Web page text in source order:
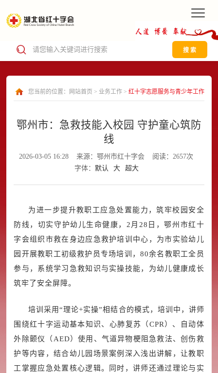
搜 索
您当前的位置： 网站首页 > 业务工作> 红十字志愿服务与青少年工作
鄂州市：急救技能入校园 守护童心筑防
线
2026-03-05 16:28 来源：鄂州市红十字会
阅读：2657次
字体： 默认 大 超大
为进一步提升教职工应急处置能力，筑牢校园安全
防线，切实守护幼儿生命健康，2月28日，鄂州市红十
字会组织市救在身边应急救护培训中心，为市实验幼儿
园开展教职工初级救护员专场培训，80余名教职工全员
参与，系统学习急救知识与实操技能，为幼儿健康成长
筑牢了安全屏障。
培训采用“理论+实操”相结合的模式，培训中，讲师
围绕红十字运动基本知识、心肺复苏（CPR）、自动体
外除颤仪（AED）使用、气道异物梗阻急救法、创伤救
护等内容，结合幼儿园场景案例深入浅出讲解，让教职
工掌握应急处置核心逻辑。同时，讲师还通过理论与实